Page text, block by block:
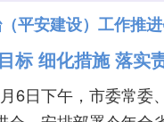
平安建设）工作推
标 细化措施 落实
6日下午，市委常委